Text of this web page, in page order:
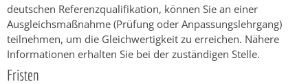
deutschen Referenzqualifikation, können Sie an einer
Ausgleichsmaßnahme (Prüfung oder Anpassungslehrgang)
teilnehmen, um die Gleichwertigkeit zu erreichen. Nähere
Informationen erhalten Sie bei der zuständigen Stelle.
Fristen